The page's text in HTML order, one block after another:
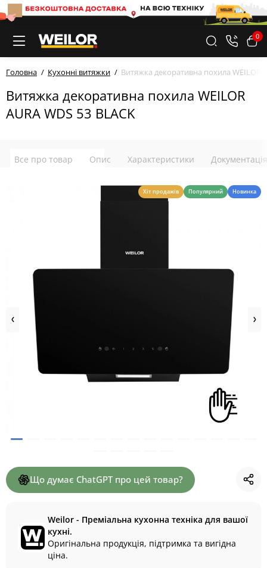
0
Головна Кухонні витяжки Витяжка декоративна похила WEILOR
Витяжка декоративна похила WEILOR
AURA WDS 53 BLACK
Все про товар Опис Характеристики Документація
Хіт продажів Популярний Новинка
Що думає ChatGPT про цей товар?
Weilor - Преміальна кухонна техніка для вашої
кухні.
Оригінальна продукція, підтримка та вигідна
ціна.